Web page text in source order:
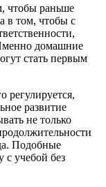
чтобы раньше
в том, чтобы с
домашние
стать первым
регулируется,
развитие
не только
Подобные
с учебой без